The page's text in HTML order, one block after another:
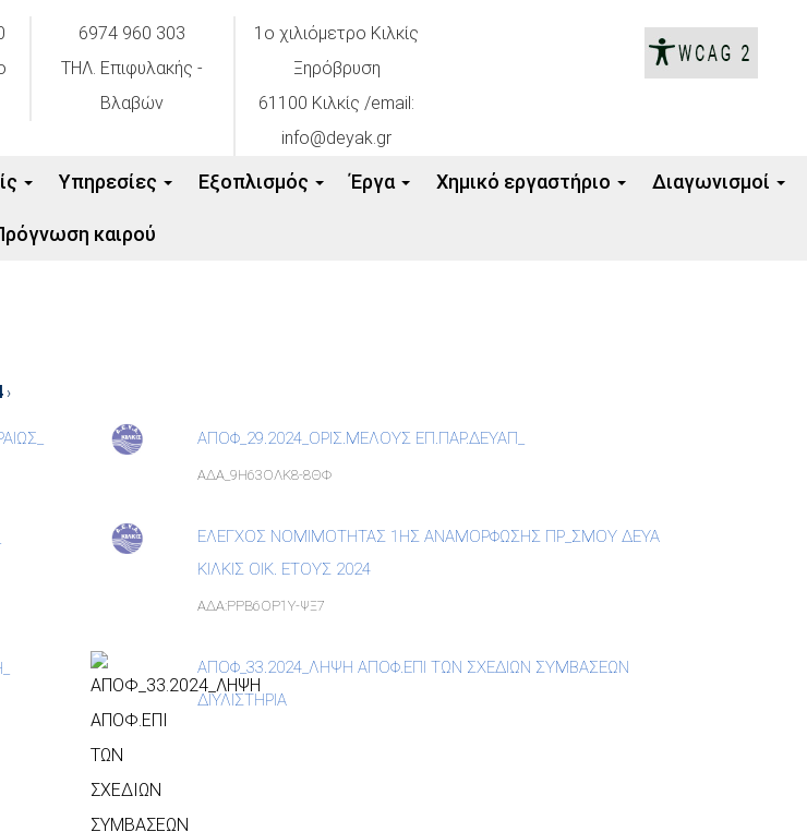
6974 960 303
ΤΗΛ. Επιφυλακής -
Βλαβών
1ο χιλιόμετρο Κιλκίς
Ξηρόβρυση
61100 Κιλκίς /email:
info@deyak.gr
Υπηρεσίες Εξοπλισμός Έργα Xημικό εργαστήριο Διαγωνισμοί
καιρού
›
ΑΠΟΦ_29.2024_ΟΡΙΣ.ΜΕΛΟΥΣ ΕΠ.ΠΑΡ.ΔΕΥΑΠ_
ΑΔΑ_9Η63ΟΛΚ8-8ΘΦ
ΕΛΕΓΧΟΣ ΝΟΜΙΜΟΤΗΤΑΣ 1ΗΣ ΑΝΑΜΟΡΦΩΣΗΣ ΠΡ_ΣΜΟΥ ΔΕΥΑ
ΚΙΛΚΙΣ ΟΙΚ. ΕΤΟΥΣ 2024
ΑΔΑ:ΡΡΒ6ΟΡ1Υ-ΨΞ7
ΑΠΟΦ_33.2024_ΛΗΨΗ ΑΠΟΦ.ΕΠΙ ΤΩΝ ΣΧΕΔΙΩΝ ΣΥΜΒΑΣΕΩΝ
ΔΙΥΛΙΣΤΗΡΙΑ